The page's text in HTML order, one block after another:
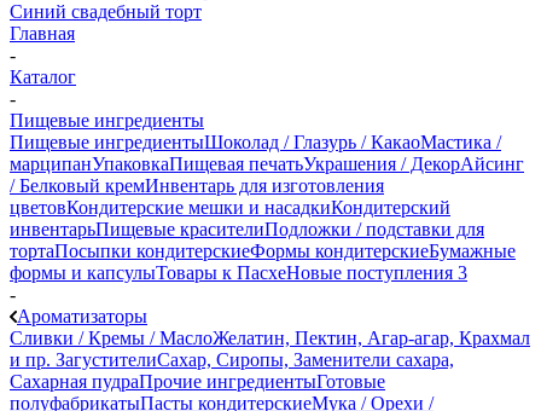
Синий свадебный торт
Главная
-
Каталог
-
Пищевые ингредиенты
Пищевые ингредиентыШоколад / Глазурь / КакаоМастика /
марципанУпаковкаПищевая печатьУкрашения / ДекорАйсинг
/ Белковый кремИнвентарь для изготовления
цветовКондитерские мешки и насадкиКондитерский
инвентарьПищевые красителиПодложки / подставки для
тортаПосыпки кондитерскиеФормы кондитерскиеБумажные
формы и капсулыТовары к ПасхеНовые поступления 3
-
Ароматизаторы
Сливки / Кремы / МаслоЖелатин, Пектин, Агар-агар, Крахмал
и пр. ЗагустителиСахар, Сиропы, Заменители сахара,
Сахарная пудраПрочие ингредиентыГотовые
полуфабрикатыПасты кондитерскиеМука / Орехи /